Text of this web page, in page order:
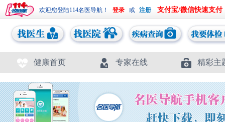
欢迎您登陆114名医导航！ 或 支付宝/微信快速支付
健康首页 专家在线 精彩主